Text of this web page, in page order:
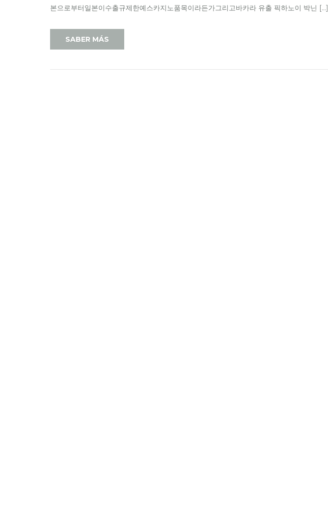
본으로부터일본이수출규제한예스카지노품목이라든가그리고바카라 유출 픽하노이 박닌 […]
SABER MÁS